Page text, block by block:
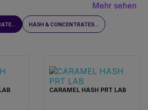
Entspannung ohne Rausch, in der
Form. Ausschließlich für Personen über 18
Mehr sehen
HASH & CONCENTRATES...
CARAMEL HASH PRT LAB